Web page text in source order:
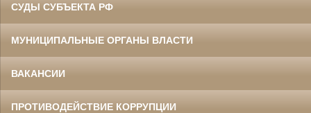
СУДЫ СУБЪЕКТА РФ
МУНИЦИПАЛЬНЫЕ ОРГАНЫ ВЛАСТИ
ВАКАНСИИ
ПРОТИВОДЕЙСТВИЕ КОРРУПЦИИ